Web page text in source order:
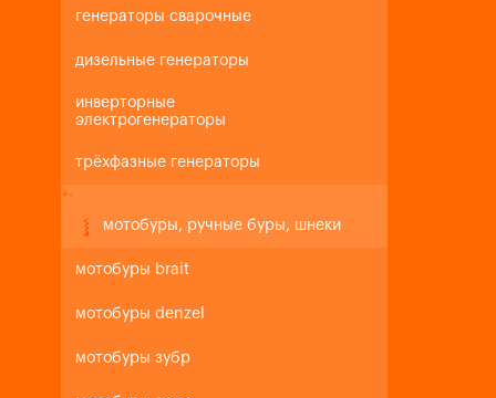
генераторы сварочные
дизельные генераторы
инверторные
электрогенераторы
трёхфазные генераторы
+-
мотобуры, ручные буры, шнеки
мотобуры brait
мотобуры denzel
мотобуры зубр